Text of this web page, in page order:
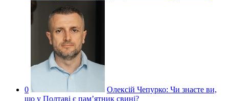
0 Олексій Чепурко: Чи знаєте ви,
що у Полтаві є пам’ятник свині?